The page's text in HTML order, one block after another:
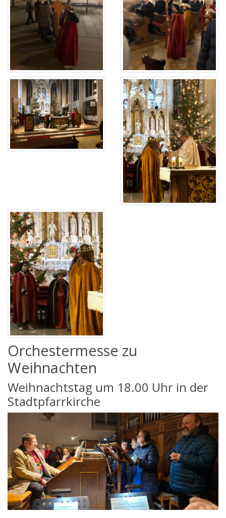
Orchestermesse zu
Weihnachten
Weihnachtstag um 18.00 Uhr in der
Stadtpfarrkirche